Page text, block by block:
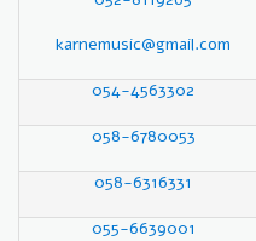
karnemusic@gmail.com
054-4563302
058-6780053
058-6316331
055-6639001